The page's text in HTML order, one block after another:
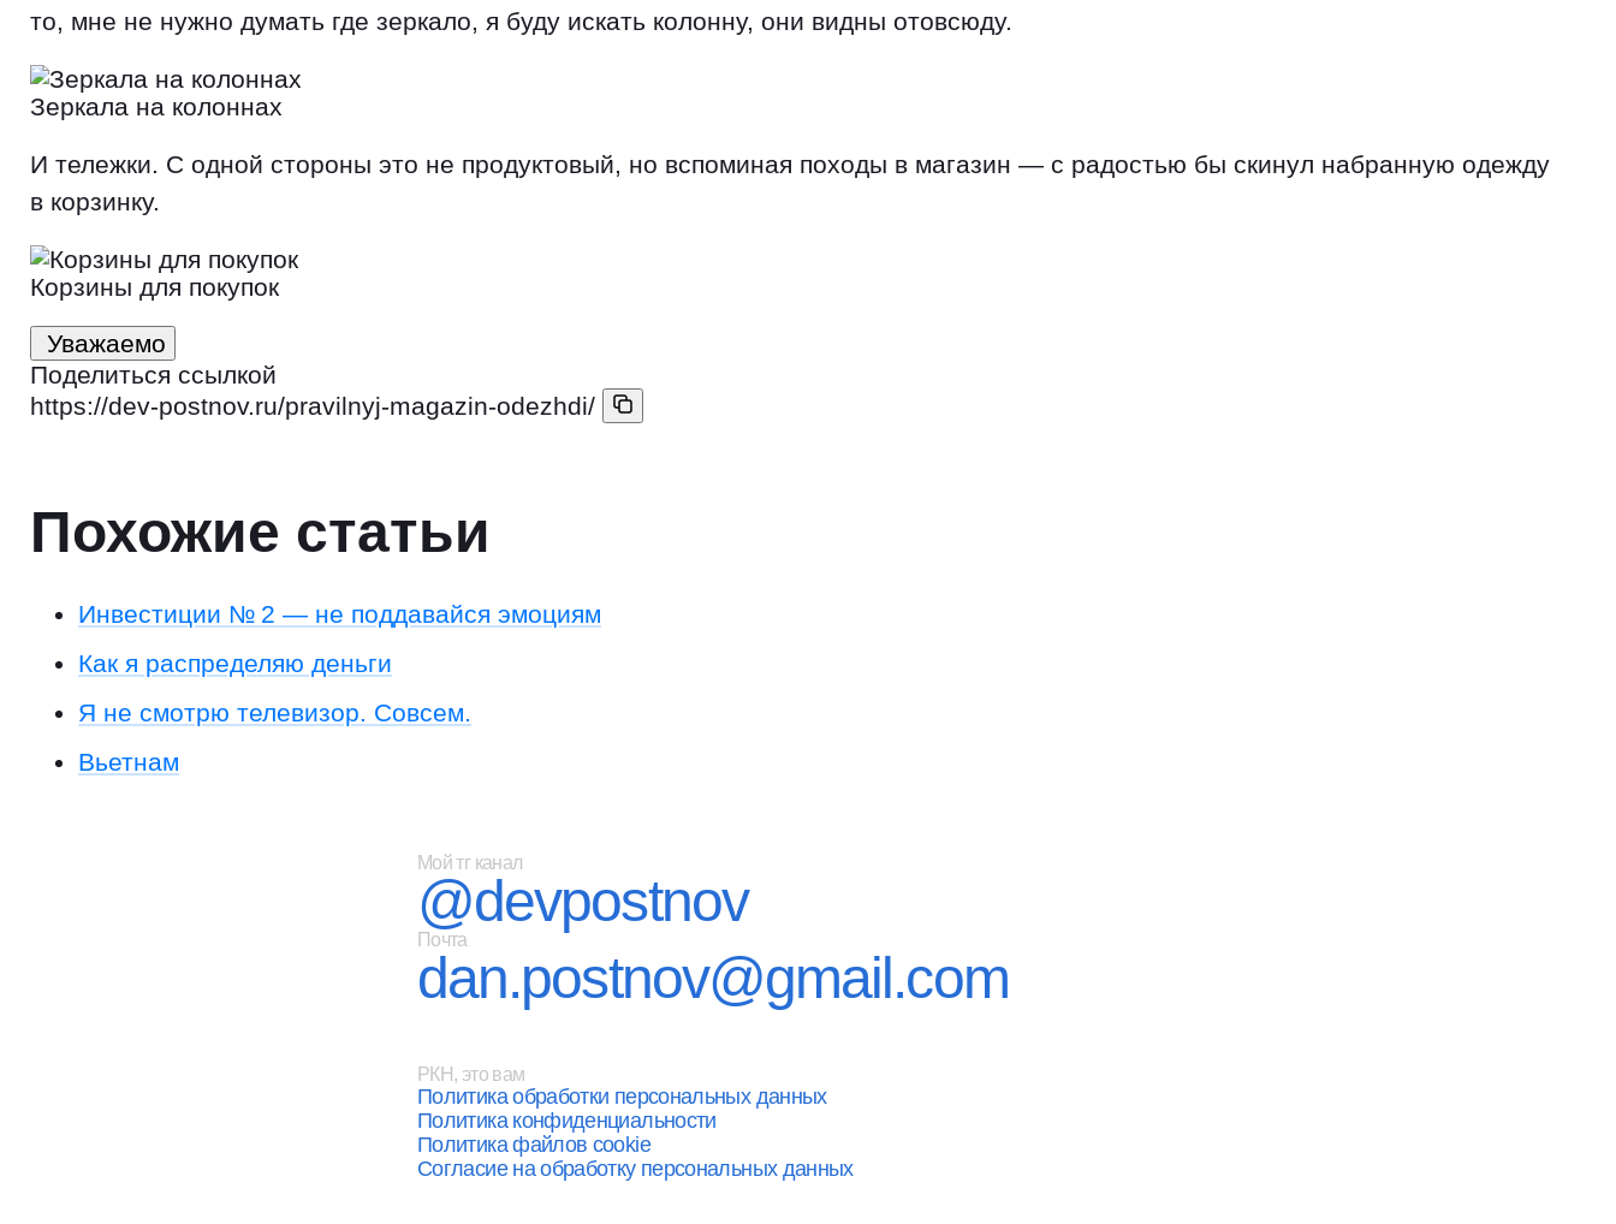
то, мне не нужно думать где зеркало, я буду искать колонну, они видны отовсюду.
Зеркала на колоннах
И тележки. С одной стороны это не продуктовый, но вспоминая походы в магазин — с радостью бы скинул набранную одежду
в корзинку.
Корзины для покупок
Уважаемо
Поделиться ссылкой
https://dev-postnov.ru/pravilnyj-magazin-odezhdi/
Похожие статьи
Инвестиции № 2 — не поддавайся эмоциям
Как я распределяю деньги
Я не смотрю телевизор. Совсем.
Вьетнам
Мой тг канал
@devpostnov
Почта
dan.postnov@gmail.com
РКН, это вам
Политика обработки персональных данных
Политика конфиденциальности
Политика файлов cookie
Согласие на обработку персональных данных